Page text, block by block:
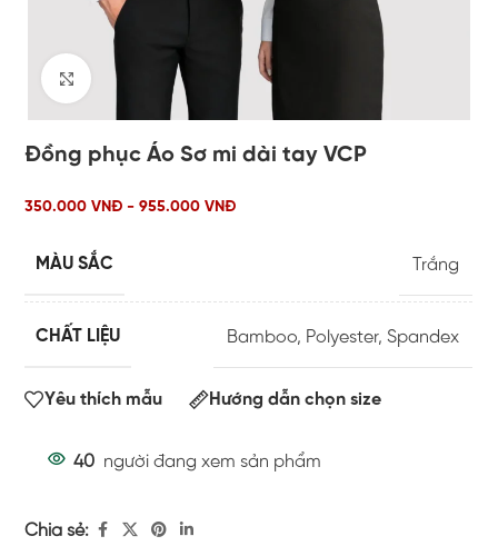
Click to enlarge
Đồng phục Áo Sơ mi dài tay VCP
350.000 VNĐ - 955.000 VNĐ
MÀU SẮC Trắng
CHẤT LIỆU Bamboo, Polyester,Spandex
Yêu thích mẫu Hướng dẫn chọn size
40 người đang xem sản phẩm
Chia sẻ: